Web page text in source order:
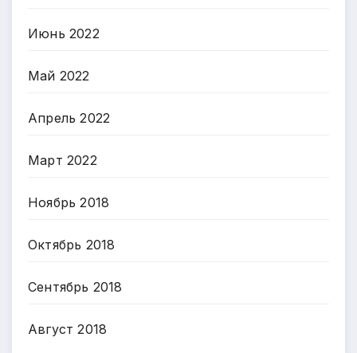
Июнь 2022
Май 2022
Апрель 2022
Март 2022
Ноябрь 2018
Октябрь 2018
Сентябрь 2018
Август 2018